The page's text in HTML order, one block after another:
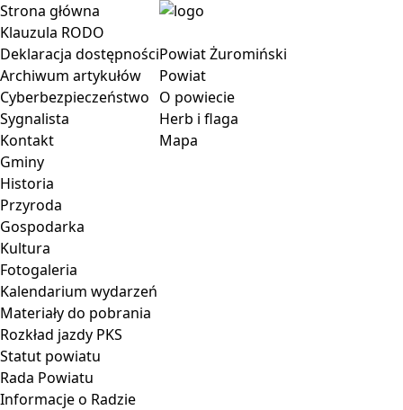
Strona główna
Klauzula RODO
Deklaracja dostępności
Archiwum artykułów
Cyberbezpieczeństwo
Sygnalista
Kontakt
Powiat Żuromiński
Powiat
O powiecie
Herb i flaga
Mapa
Gminy
Historia
Przyroda
Gospodarka
Kultura
Fotogaleria
Kalendarium wydarzeń
Materiały do pobrania
Rozkład jazdy PKS
Statut powiatu
Rada Powiatu
Informacje o Radzie